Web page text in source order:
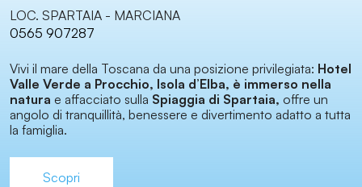
LOC. SPARTAIA - MARCIANA
0565 907287
Vivi il mare della Toscana da una posizione privilegiata: Hotel
Valle Verde a Procchio, Isola d’Elba, è immerso nella
natura e affacciato sulla Spiaggia di Spartaia, offre un
angolo di tranquillità, benessere e divertimento adatto a tutta
la famiglia.
Scopri